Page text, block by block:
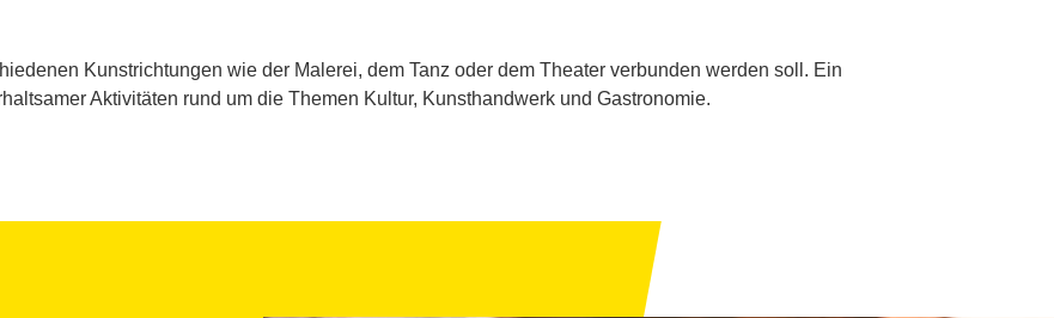
Kunstrichtungen wie der Malerei, dem Tanz oder dem Theater verbunden werden soll. Ein
Aktivitäten rund um die Themen Kultur, Kunsthandwerk und Gastronomie.